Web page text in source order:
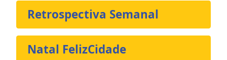
Retrospectiva Semanal
Natal FelizCidade